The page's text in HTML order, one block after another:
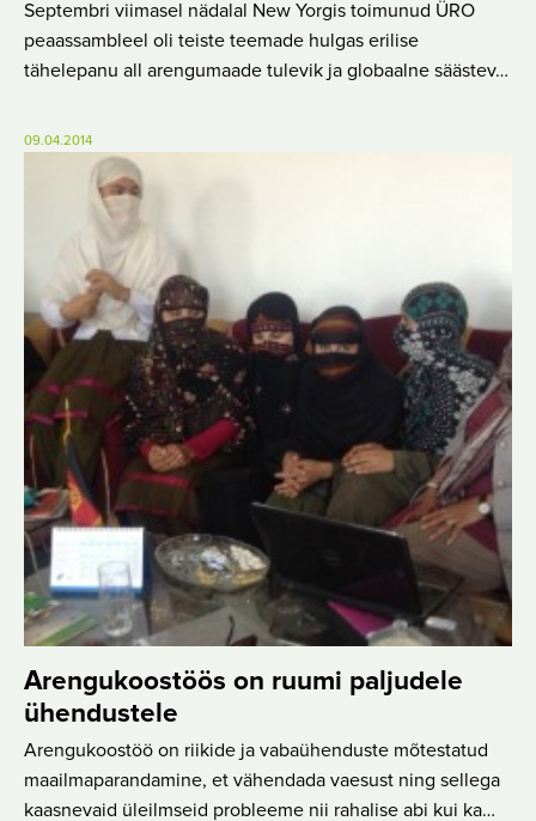
Septembri viimasel nädalal New Yorgis toimunud ÜRO
peaassambleel oli teiste teemade hulgas erilise
tähelepanu all arengumaade tulevik ja globaalne säästev…
09.04.2014
Arengukoostöös on ruumi paljudele
ühendustele
Arengukoostöö on riikide ja vabaühenduste mõtestatud
maailmaparandamine, et vähendada vaesust ning sellega
kaasnevaid üleilmseid probleeme nii rahalise abi kui ka…